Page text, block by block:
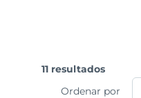
11 resultados
Ordenar por